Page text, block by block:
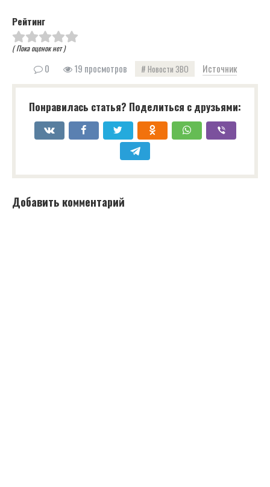
Рейтинг
( Пока оценок нет )
0 19 просмотров Новости ЗВО Источник
Понравилась статья? Поделиться с друзьями:
Добавить комментарий